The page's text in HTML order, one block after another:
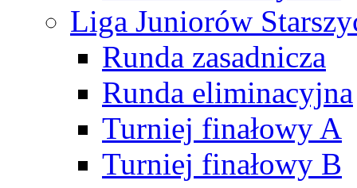
Liga Juniorów
Runda zasadnicza
Runda eliminacyjna
Turniej finałowy A
Turniej finałowy B